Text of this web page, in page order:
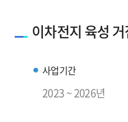
이차전지 육성
사업기간
2023 ~ 2026년